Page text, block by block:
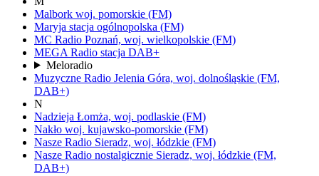
Malbork woj. pomorskie (FM)
Maryja stacja ogólnopolska (FM)
MC Radio Poznań, woj. wielkopolskie (FM)
MEGA Radio stacja DAB+
Meloradio
Muzyczne Radio Jelenia Góra, woj. dolnośląskie (FM,
DAB+)
N
Nadzieja Łomża, woj. podlaskie (FM)
Nakło woj. kujawsko-pomorskie (FM)
Nasze Radio Sieradz, woj. łódzkie (FM)
Nasze Radio nostalgicznie Sieradz, woj. łódzkie (FM,
DAB+)